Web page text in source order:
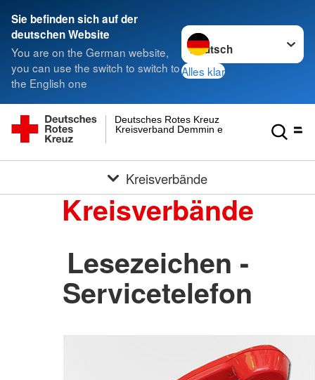
Sie befinden sich auf der
deutschen Website
You are on the German website,
you can use the switch to switch to
the English one
Sprache wechseln zu
Alles klar
Kreisverband Demmin e.V.
Deutsches Rotes Kreuz
Kreisverbände
Kreisverbände
Lesezeichen -
Servicetelefon